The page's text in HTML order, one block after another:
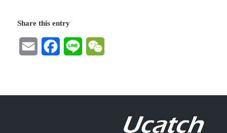
Share this entry
Email FacebookLine